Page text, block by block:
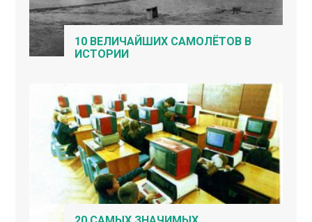
10 ВЕЛИЧАЙШИХ САМОЛЁТОВ В
ИСТОРИИ